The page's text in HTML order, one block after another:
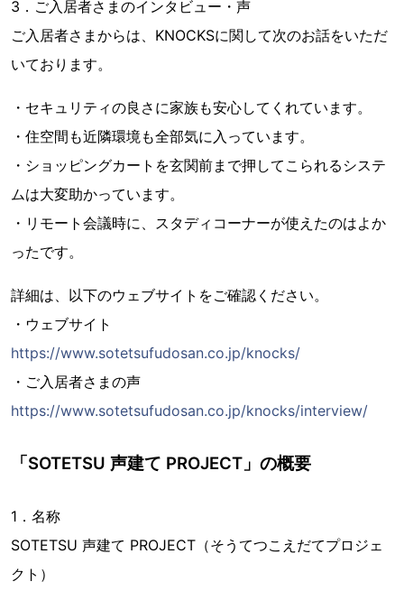
3．ご入居者さまのインタビュー・声
ご入居者さまからは、KNOCKSに関して次のお話をいただ
いております。
・セキュリティの良さに家族も安心してくれています。
・住空間も近隣環境も全部気に入っています。
・ショッピングカートを玄関前まで押してこられるシステ
ムは大変助かっています。
・リモート会議時に、スタディコーナーが使えたのはよか
ったです。
詳細は、以下のウェブサイトをご確認ください。
・ウェブサイト
https://www.sotetsufudosan.co.jp/knocks/
・ご入居者さまの声
https://www.sotetsufudosan.co.jp/knocks/interview/
「SOTETSU 声建て PROJECT」の概要
1．名称
SOTETSU 声建て PROJECT（そうてつこえだてプロジェ
クト）